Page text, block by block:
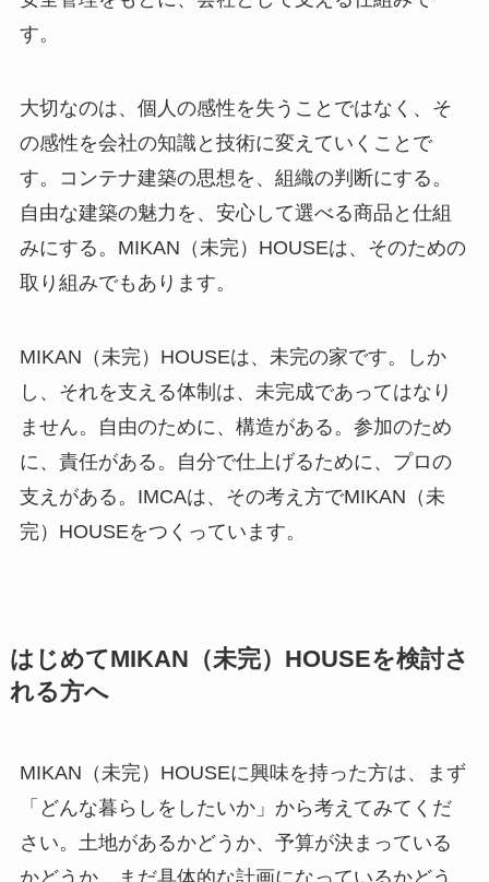
す。
大切なのは、個人の感性を失うことではなく、そ
の感性を会社の知識と技術に変えていくことで
す。コンテナ建築の思想を、組織の判断にする。
自由な建築の魅力を、安心して選べる商品と仕組
みにする。MIKAN（未完）HOUSEは、そのための
取り組みでもあります。
MIKAN（未完）HOUSEは、未完の家です。しか
し、それを支える体制は、未完成であってはなり
ません。自由のために、構造がある。参加のため
に、責任がある。自分で仕上げるために、プロの
支えがある。IMCAは、その考え方でMIKAN（未
完）HOUSEをつくっています。
はじめてMIKAN（未完）HOUSEを検討さ
れる方へ
MIKAN（未完）HOUSEに興味を持った方は、まず
「どんな暮らしをしたいか」から考えてみてくだ
さい。土地があるかどうか、予算が決まっている
かどうか、まだ具体的な計画になっているかどう